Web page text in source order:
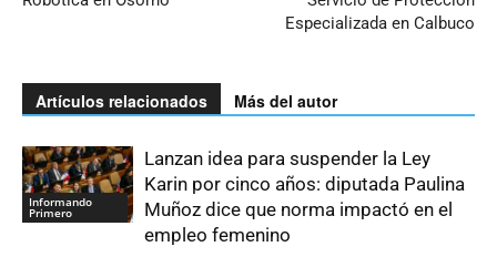
Especializada en Calbuco
Artículos relacionados Más del autor
Informando
Primero
Lanzan idea para suspender la Ley
Karin por cinco años: diputada Paulina
Muñoz dice que norma impactó en el
empleo femenino